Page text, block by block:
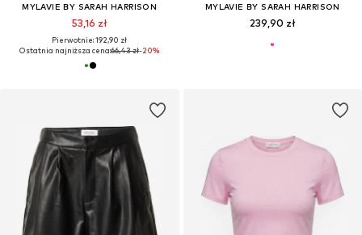
MYLAVIE BY SARAH HARRISON
53,16 zł
Pierwotnie: 192,90 zł
Ostatnia najniższa cena:66,43 zł-20%
MYLAVIE BY SARAH HARRISON
239,90 zł